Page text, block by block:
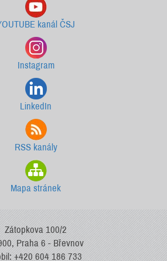
kanál ČSJ
Instagram
LinkedIn
RSS kanály
Mapa stránek
Zátopkova 100/2
Praha 6 - Břevnov
+420 604 186 733